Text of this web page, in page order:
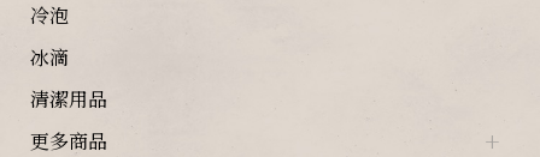
冷泡
冰滴
清潔用品
更多商品